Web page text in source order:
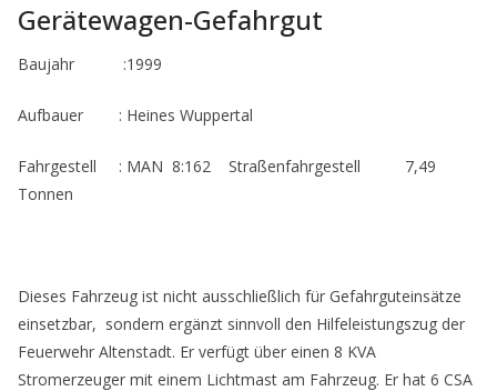
Gerätewagen-Gefahrgut
Baujahr :1999
Aufbauer : Heines Wuppertal
Fahrgestell : MAN 8:162 Straßenfahrgestell 7,49
Tonnen
Dieses Fahrzeug ist nicht ausschließlich für Gefahrguteinsätze
einsetzbar, sondern ergänzt sinnvoll den Hilfeleistungszug der
Feuerwehr Altenstadt. Er verfügt über einen 8 KVA
Stromerzeuger mit einem Lichtmast am Fahrzeug. Er hat 6 CSA